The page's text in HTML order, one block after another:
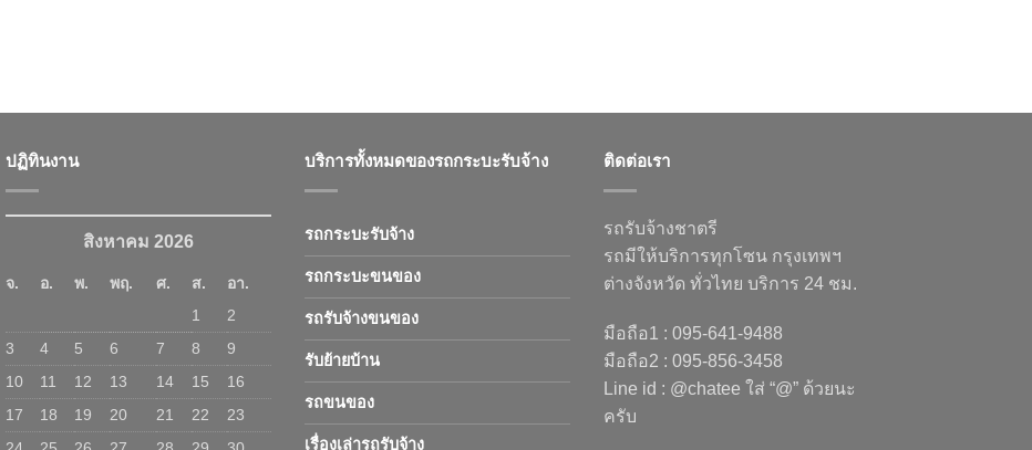
ปฏิทินงาน
สิงหาคม 2026
จ. อ. พ. พฤ. ศ. ส.
อา.
1
2
3
4 5 6 7 8
9
10
11 12 13 14 15
16
17
18 19 20 21 22
23
บริการทั้งหมดของรถกระบะรับจ้าง
รถกระบะรับจ้าง
รถกระบะขนของ
รถรับจ้างขนของ
รับย้ายบ้าน
รถขนของ
เรื่องเล่ารถรับจ้าง
ติดต่อเรา
รถรับจ้างชาตรี
รถมีให้บริการทุกโซน กรุงเทพฯ
ต่างจังหวัด ทั่วไทย บริการ 24 ชม.
มือถือ1 : 095-641-9488
มือถือ2 : 095-856-3458
Line id : @chatee ใส่ “@” ด้วยนะ
ครับ